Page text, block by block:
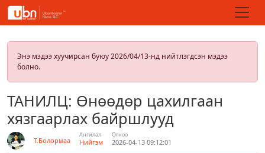
Энэ мэдээ хуучирсан буюу 2026/04/13-нд нийтлэгдсэн мэдээ
болно.
ТАНИЛЦ: Өнөөдөр цахилгаан
хязгаарлах байршлууд
Т.Болормаа
Ангилал
Нийгэм
Огноо
2026-04-13 09:12:01